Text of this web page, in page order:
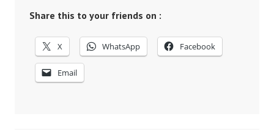
Share this to your friends on :
X WhatsApp Facebook
Email